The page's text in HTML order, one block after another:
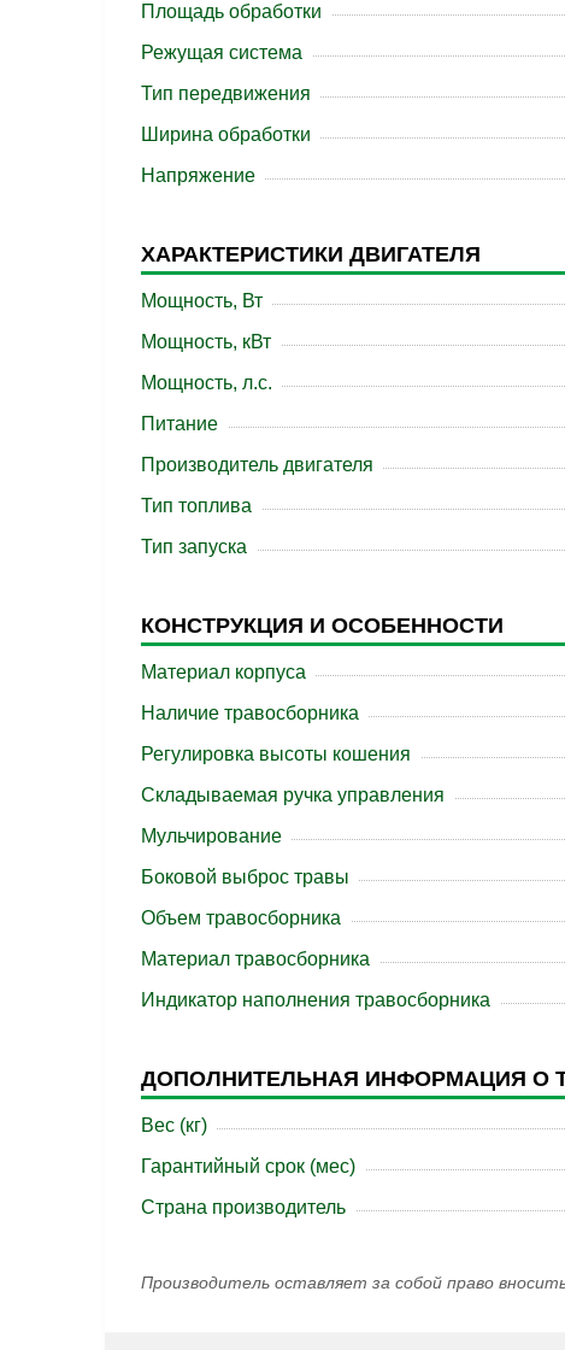
Площадь обработки
Режущая система
Тип передвижения
Ширина обработки
Напряжение
ХАРАКТЕРИСТИКИ ДВИГАТЕЛЯ
Мощность, Вт
Мощность, кВт
Мощность, л.с.
Питание
Производитель двигателя
Тип топлива
Тип запуска
КОНСТРУКЦИЯ И ОСОБЕННОСТИ
Материал корпуса
Наличие травосборника
Регулировка высоты кошения
Складываемая ручка управления
Мульчирование
Боковой выброс травы
Объем травосборника
Материал травосборника
Индикатор наполнения травосборника
ДОПОЛНИТЕЛЬНАЯ ИНФОРМАЦИЯ О
Вес (кг)
Гарантийный срок (мес)
Страна производитель
Производитель оставляет за собой право